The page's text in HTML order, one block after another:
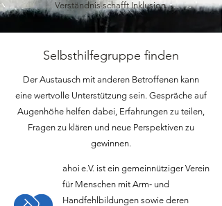
Verständnis schafft Inklusion.
Selbsthilfegruppe finden
Der Austausch mit anderen Betroffenen kann
eine wertvolle Unterstützung sein. Gespräche auf
Augenhöhe helfen dabei, Erfahrungen zu teilen,
Fragen zu klären und neue Perspektiven zu
gewinnen.
ahoi e.V. ist ein gemeinnütziger Verein
für Menschen mit Arm‑ und
Handfehlbildungen sowie deren